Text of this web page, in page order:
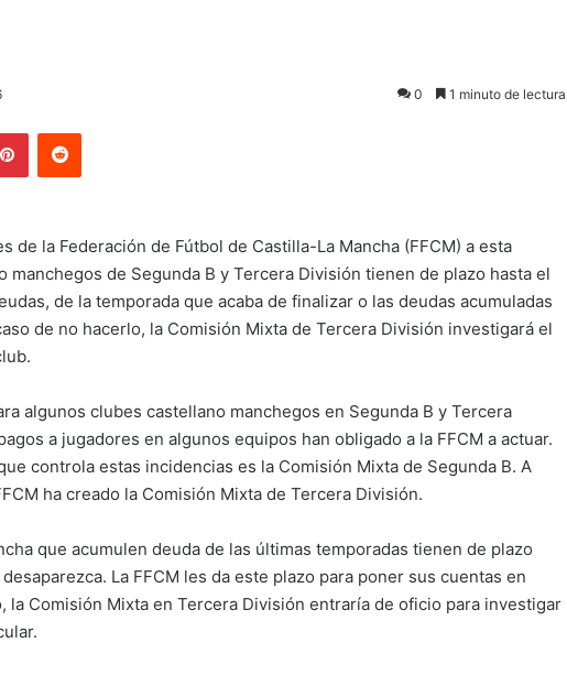
0 1 minuto de lectura
de la Federación de Fútbol de Castilla-La Mancha (FFCM) a esta
manchegos de Segunda B y Tercera División tienen de plazo hasta el
de la temporada que acaba de finalizar o las deudas acumuladas
de no hacerlo, la Comisión Mixta de Tercera División investigará el
algunos clubes castellano manchegos en Segunda B y Tercera
a jugadores en algunos equipos han obligado a la FFCM a actuar.
controla estas incidencias es la Comisión Mixta de Segunda B. A
ha creado la Comisión Mixta de Tercera División.
que acumulen deuda de las últimas temporadas tienen de plazo
La FFCM les da este plazo para poner sus cuentas en
la Comisión Mixta en Tercera División entraría de oficio para investigar